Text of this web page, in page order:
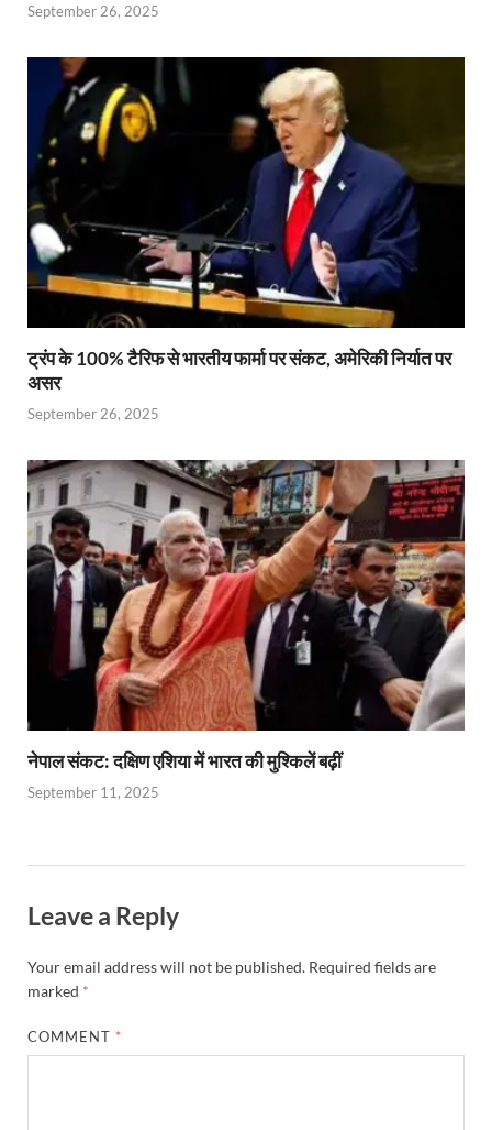
September 26, 2025
ट्रंप के 100% टैरिफ से भारतीय फार्मा पर संकट, अमेरिकी निर्यात पर
असर
September 26, 2025
नेपाल संकट: दक्षिण एशिया में भारत की मुश्किलें बढ़ीं
September 11, 2025
Leave a Reply
Your email address will not be published. Required fields are
marked *
COMMENT *